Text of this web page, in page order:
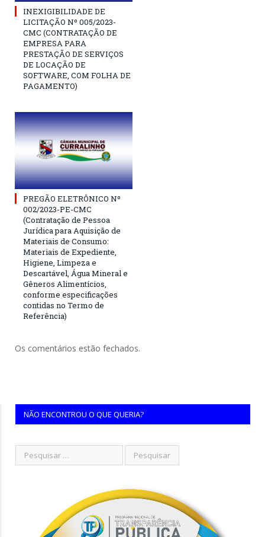
INEXIGIBILIDADE DE
LICITAÇÃO Nº 005/2023-
CMC (CONTRATAÇÃO DE
EMPRESA PARA
PRESTAÇÃO DE SERVIÇOS
DE LOCAÇÃO DE
SOFTWARE, COM FOLHA DE
PAGAMENTO)
PREGÃO ELETRÔNICO Nº
002/2023-PE-CMC
(Contratação de Pessoa
Jurídica para Aquisição de
Materiais de Consumo:
Materiais de Expediente,
Higiene, Limpeza e
Descartável, Água Mineral e
Gêneros Alimentícios,
conforme especificações
contidas no Termo de
Referência)
Os comentários estão fechados.
NÃO ENCONTROU O QUE QUERIA?